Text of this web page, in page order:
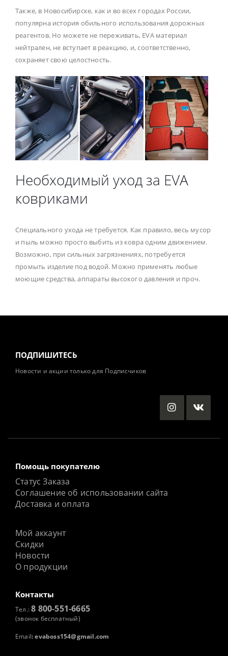
Также, в Новосибирске, как и во всех городах России,
популярна история обильного использования дорожных
реагентов. Но можете не переживать, EVA материал
нейтрален, не вступает в реакцию, и, соответственно,
сохраняет свою целостность.
Необходимый уход за EVA
ковриками
Специального ухода не требуется. Как правило, весь мусор
и пыль можно просто выбить из ковра одним движением.
Возможно, при сильных загрязнениях, потребуется
промыть изделие под водой. Можно применять любые
моющие средства, аппараты высокого давления и проч.
ПОДПИШИТЕСЬ
Новости и акции только для Подписчиков
Помощь покупателю
Статус Заказа
Соглашение об использовании сайта
Доставка и оплата
Мой аккаунт
Скидки
Новости
О продукции
Контакты
Тел.:8 800-551-6665
(звонок бесплатный)
Email: evaboss154@gmail.com